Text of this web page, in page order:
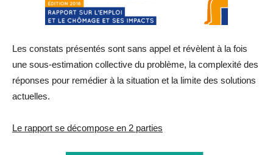
Les constats présentés sont sans appel et révèlent à la fois
une sous-estimation collective du problème, la complexité des
réponses pour remédier à la situation et la limite des solutions
actuelles.
Le rapport se décompose en 2 parties